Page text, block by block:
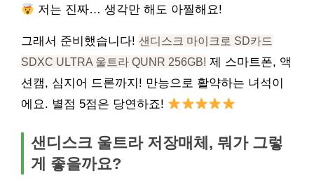
저는 진짜… 생각만 해도 아찔해요!
그래서 준비했습니다! 샌디스크 마이크로 SD카드
SDXC ULTRA 울트라 QUNR 256GB! 제 스마트폰, 액
션캠, 심지어 드론까지! 만능으로 활약하는 녀석이
에요. 별점 5점은 당연하죠!
샌디스크 울트라 저장매체, 뭐가 그렇
게 좋을까요?